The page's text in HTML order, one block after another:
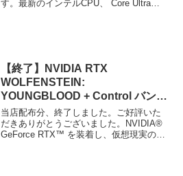
す。最新のインテルCPU、 Core Ultraシ
【終了】NVIDIA RTX
WOLFENSTEIN:
YOUNGBLOOD + Control バンド
ルキャンペーン
当店配布分、終了しました。ご好評いた
だきありがとうございました。NVIDIA®
GeForce RTX™ を装着し、仮想現実の敵